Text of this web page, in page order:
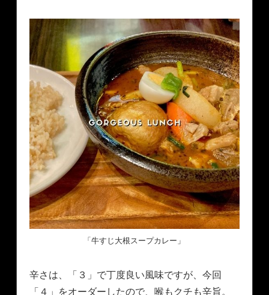
「牛すじ大根スープカレー」
辛さは、「３」で丁度良い風味ですが、今回
「４」をオーダーしたので、喉もクチも辛旨。